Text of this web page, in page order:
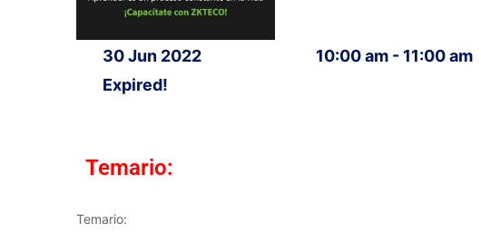
30 Jun 2022
Expired!
10:00 am - 11:00 am
Temario:
Temario: